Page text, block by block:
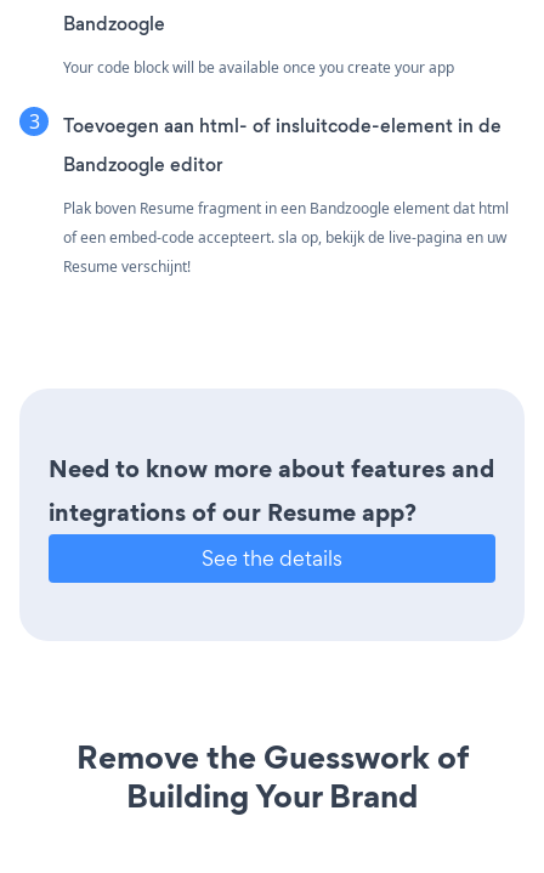
Bandzoogle
Your code block will be available once you create your app
Toevoegen aan html- of insluitcode-element in de
Bandzoogle editor
Plak boven Resume fragment in een Bandzoogle element dat html
of een embed-code accepteert. sla op, bekijk de live-pagina en uw
Resume verschijnt!
Need to know more about features and
integrations of our Resume app?
See the details
Remove the Guesswork of
Building Your Brand